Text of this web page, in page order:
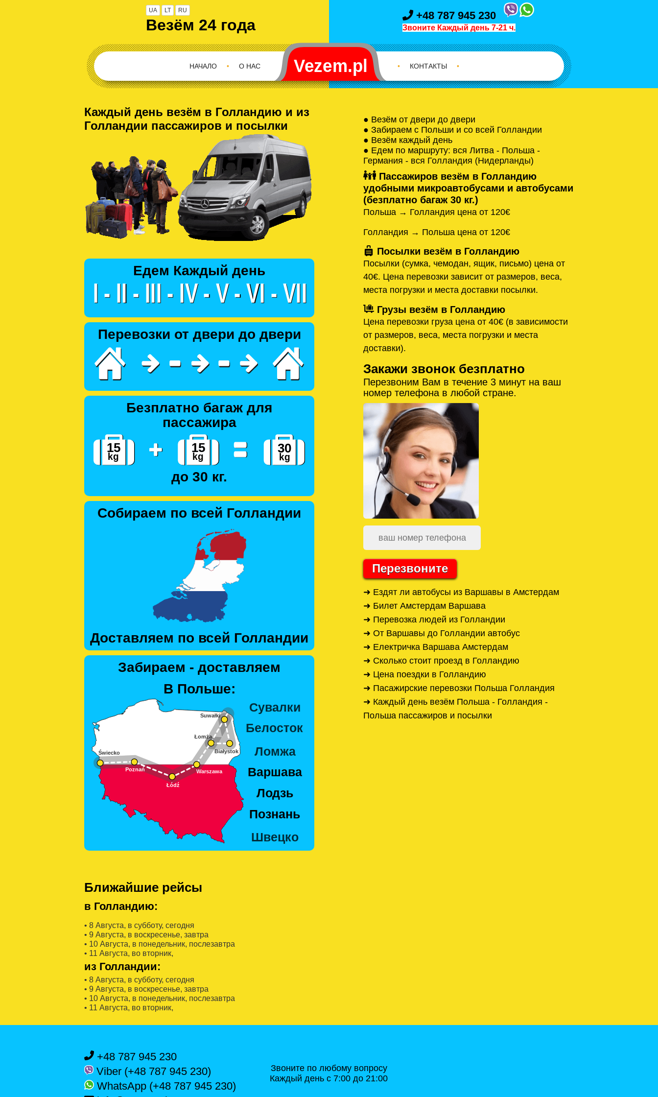
UA LT RU
Везём 24 года
+48 787 945 230
Звоните Каждый день 7-21 ч.
О НАС
•
НАЧАЛО • КОНТАКТЫ •
Каждый день везём в Голландию и из
Голландии пассажиров и посылки
Едем Каждый день
Перевозки от двери до двери
Безплатно багаж для
пассажира
до 30 кг.
Собираем по всей Голландии
Доставляем по всей Голландии
Забираем - доставляем
В Польше:
Ближайшие рейсы
в Голландию:
• 8 Августa, в субботу, сегодня
• 9 Августa, в воскресенье, завтра
• 10 Августa, в понедельник, послезавтра
• 11 Августa, во вторник,
из Голландии:
• 8 Августa, в субботу, сегодня
• 9 Августa, в воскресенье, завтра
• 10 Августa, в понедельник, послезавтра
• 11 Августa, во вторник,
● Везём от двери до двери
● Забираем с Польши и со всей Голландии
● Везём каждый день
● Едем по маршруту: вся Литва - Польша -
Германия - вся Голландия (Нидерланды)
Пассажиров везём в Голландию
удобными микроавтобусами и автобусами
(безплатно багаж 30 кг.)
Польша → Голландия цена от 120€
Голландия → Польша цена от 120€
Посылки везём в Голландию
Посылки (сумка, чемодан, ящик, письмо) цена от
40€. Цена перевозки зависит от размеров, веса,
места погрузки и места доставки посылки.
Грузы везём в Голландию
Цена перевозки груза цена от 40€ (в зависимости
от размеров, веса, места погрузки и места
доставки).
Закажи звонок безплатно
Перезвоним Вам в течение 3 минут на ваш
номер телефона в любой стране.
Перезвоните
➜ Ездят ли автобусы из Варшавы в Амстердам
➜ Билет Амстердам Варшава
➜ Перевозка людей из Голландии
➜ От Варшавы до Голландии автобус
➜ Електричка Варшава Амстердам
➜ Сколько стоит проезд в Голландию
➜ Цена поездки в Голландию
➜ Пасажирские перевозки Польша Голландия
➜ Каждый день везём Польша - Голландия -
Польша пассажиров и посылки
+48 787 945 230
Viber (+48 787 945 230)
WhatsApp (+48 787 945 230)
Звоните по любому вопросу
Каждый день с 7:00 до 21:00